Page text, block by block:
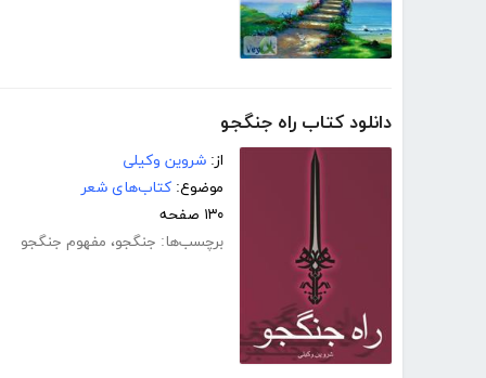
دانلود کتاب راه جنگجو
از: شروین وکیلی
موضوع: کتاب‌های شعر
۱۳۰ صفحه
برچسب‌ها: جنگجو، مفهوم جنگجو